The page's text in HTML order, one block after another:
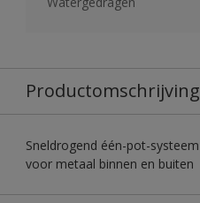
Productomschrijving
Sneldrogend één-pot-systeem
voor metaal binnen en buiten